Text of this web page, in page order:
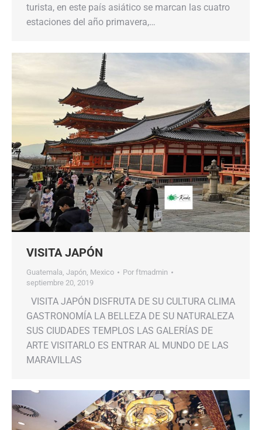
turista, en este país asiático se marcan las cuatro
estaciones del año primavera,…
VISITA JAPÓN
Guatemala Japón Mexico Por ftmadmin
septiembre 20, 2019
VISITA JAPÓN DISFRUTA DE SU CULTURA CLIMA
GASTRONOMÍA LA BELLEZA DE SU NATURALEZA
SUS CIUDADES TEMPLOS LAS GALERÍAS DE
ARTE VISITARLO ES ENTRAR AL MUNDO DE LAS
MARAVILLAS